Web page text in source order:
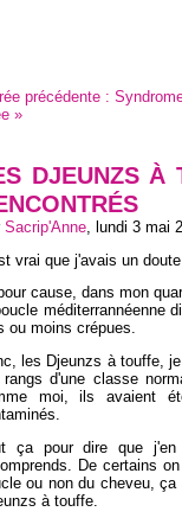
précédente :
»
DJEUNZS À
Sacrip'Anne lundi 3 mai
vrai que j'avais un
cause, dans mon
méditerrannéenne
ou moins crépues.
les Djeunzs à touffe,
rangs d'une classe
moi, ils avaient
ça pour dire que
De certains
ou non du cheveu,
à touffe.